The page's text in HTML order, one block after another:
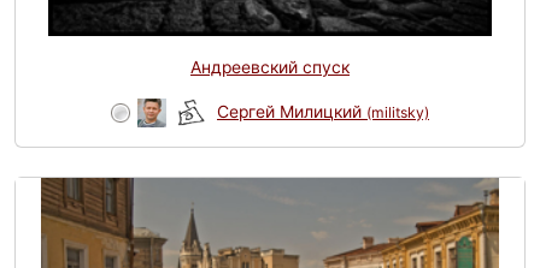
Андреевский спуск
Сергей Милицкий (militsky)